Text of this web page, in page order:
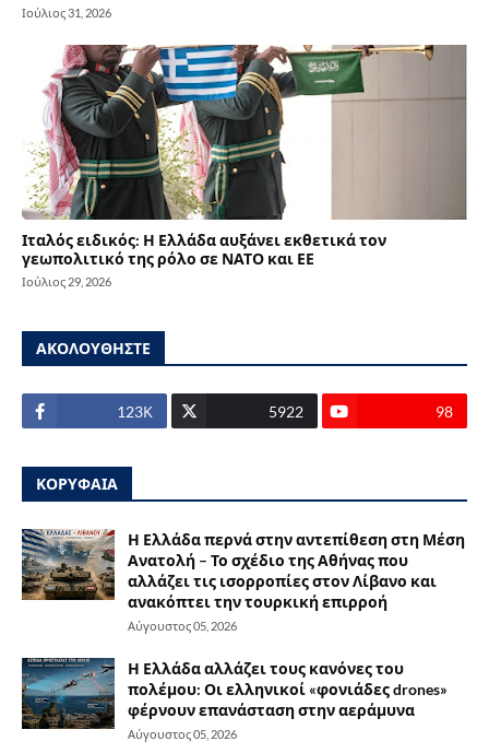
Ιούλιος 31, 2026
Ιταλός ειδικός: Η Ελλάδα αυξάνει εκθετικά τον
γεωπολιτικό της ρόλο σε ΝΑΤΟ και ΕΕ
Ιούλιος 29, 2026
ΑΚΟΛΟΥΘΗΣΤΕ
123Κ 5922 98
ΚΟΡΥΦΑΙΑ
Η Ελλάδα περνά στην αντεπίθεση στη Μέση
Ανατολή – Το σχέδιο της Αθήνας που
αλλάζει τις ισορροπίες στον Λίβανο και
ανακόπτει την τουρκική επιρροή
Αύγουστος 05, 2026
Η Ελλάδα αλλάζει τους κανόνες του
πολέμου: Οι ελληνικοί «φονιάδες drones»
φέρνουν επανάσταση στην αεράμυνα
Αύγουστος 05, 2026